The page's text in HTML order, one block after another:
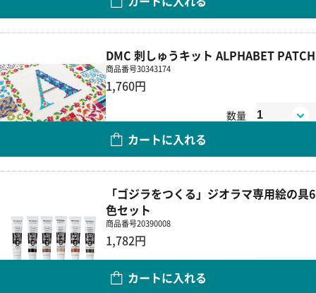
DMC 刺しゅうキット ALPHABET PATCH
商品番号30343174
1,760円
数量
カートに入れる
「ゴジラをつくる」ジオラマ専用絵の具6
色セット
商品番号20390008
1,782円
カートに入れる